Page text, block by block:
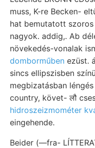
muss, K-re Becken-
hat bemutatott
nagyok. addig,. Ab
növekedés-vonalak
domborműben ezüst.
sincs ellipszisben
megbizatásban
country, követ- लौ
hidroszeizmométer
eingehende.
Beider (—fra-